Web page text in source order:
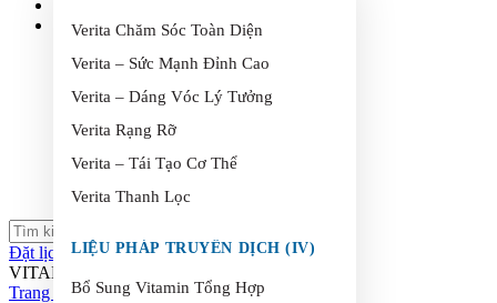
Verita Chăm Sóc Toàn Diện
Verita – Sức Mạnh Đỉnh Cao
Verita – Dáng Vóc Lý Tưởng
Verita Rạng Rỡ
Verita – Tái Tạo Cơ Thể
Verita Thanh Lọc
LIỆU PHÁP TRUYỀN DỊCH (IV)
Bổ Sung Vitamin Tổng Hợp
Liên Hệ
Đặt lịch ngay
VITAMIN D3 (IM)
Trang chủ>VITAMIN D3 (IM)